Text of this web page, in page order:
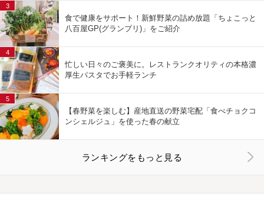
食で健康をサポート！新鮮野菜の詰め放題「ちょこっと
八百屋GP(グランプリ)」をご紹介
3
忙しい日々のご褒美に。レストランクオリティの本格濃
厚生パスタでお手軽ランチ
4
【春野菜を楽しむ】産地直送の野菜宅配「食べチョクコ
ンシェルジュ」を使った春の献立
5
ランキングをもっと見る